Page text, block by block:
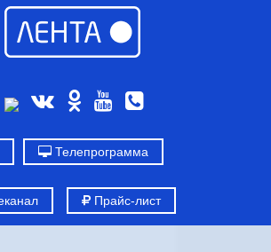
Телепрограмма
Прайс-лист